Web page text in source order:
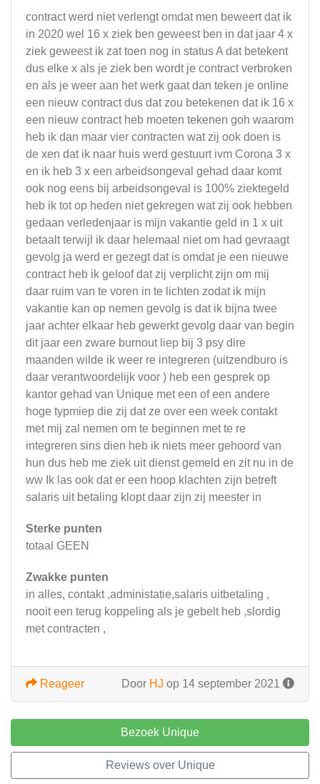
contract werd niet verlengt omdat men beweert dat ik
in 2020 wel 16 x ziek ben geweest ben in dat jaar 4 x
ziek geweest ik zat toen nog in status A dat betekent
dus elke x als je ziek ben wordt je contract verbroken
en als je weer aan het werk gaat dan teken je online
een nieuw contract dus dat zou betekenen dat ik 16 x
een nieuw contract heb moeten tekenen goh waarom
heb ik dan maar vier contracten wat zij ook doen is
de xen dat ik naar huis werd gestuurt ivm Corona 3 x
en ik heb 3 x een arbeidsongeval gehad daar komt
ook nog eens bij arbeidsongeval is 100% ziektegeld
heb ik tot op heden niet gekregen wat zij ook hebben
gedaan verledenjaar is mijn vakantie geld in 1 x uit
betaalt terwijl ik daar helemaal niet om had gevraagt
gevolg ja werd er gezegt dat is omdat je een nieuwe
contract heb ik geloof dat zij verplicht zijn om mij
daar ruim van te voren in te lichten zodat ik mijn
vakantie kan op nemen gevolg is dat ik bijna twee
jaar achter elkaar heb gewerkt gevolg daar van begin
dit jaar een zware burnout liep bij 3 psy dire
maanden wilde ik weer re integreren (uitzendburo is
daar verantwoordelijk voor ) heb een gesprek op
kantor gehad van Unique met een of een andere
hoge typmiep die zij dat ze over een week contakt
met mij zal nemen om te beginnen met te re
integreren sins dien heb ik niets meer gehoord van
hun dus heb me ziek uit dienst gemeld en zit nu in de
ww Ik las ook dat er een hoop klachten zijn betreft
salaris uit betaling klopt daar zijn zij meester in
Sterke punten
totaal GEEN
Zwakke punten
in alles, contakt ,administatie,salaris uitbetaling ,
nooit een terug koppeling als je gebelt heb ,slordig
met contracten ,
Door HJ op 14 september 2021
Reageer
Bezoek Unique
Reviews over Unique